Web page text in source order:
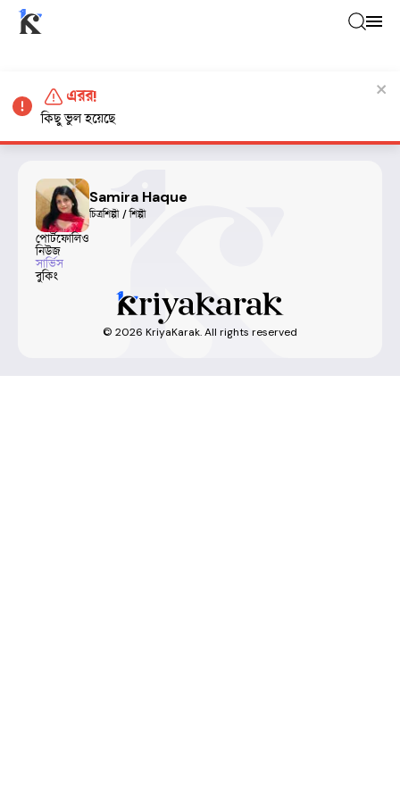
Samira Haque
চিত্রশিল্পী / শিল্পী
পোর্টফোলিও
নিউজ
সার্ভিস
বুকিং
© 2026 KriyaKarak. All rights reserved
এরর!
কিছু ভুল হয়েছে